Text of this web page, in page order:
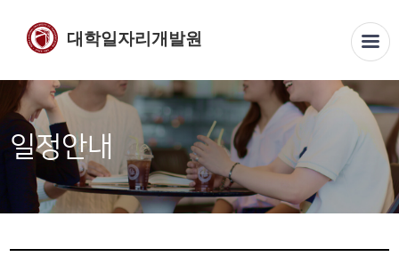
대학일자리개발원
일정안내